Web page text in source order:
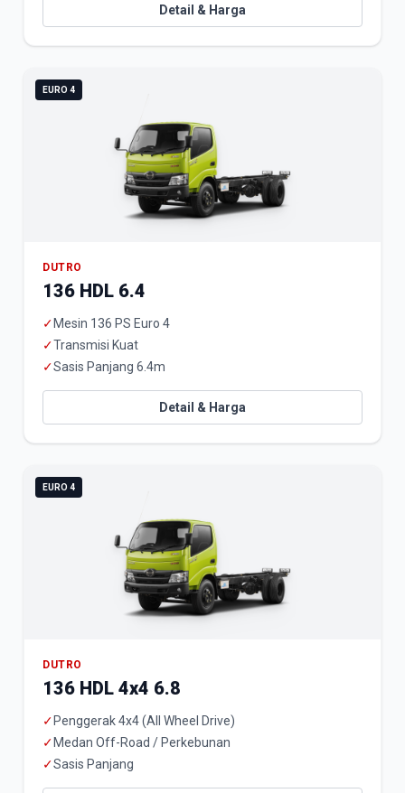
Detail & Harga
EURO 4
DUTRO
136 HDL 6.4
✓ Mesin 136 PS Euro 4
✓Transmisi Kuat
✓Sasis Panjang 6.4m
Detail & Harga
EURO 4
DUTRO
136 HDL 4x4 6.8
✓ Penggerak 4x4 (All Wheel Drive)
✓ Medan Off-Road / Perkebunan
✓Sasis Panjang